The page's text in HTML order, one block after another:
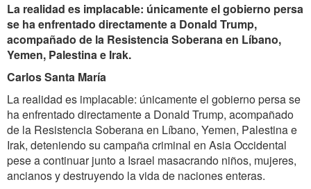
La realidad es implacable: únicamente el gobierno persa
se ha enfrentado directamente a Donald Trump,
acompañado de la Resistencia Soberana en Líbano,
Yemen, Palestina e Irak.
Carlos Santa María
La realidad es implacable: únicamente el gobierno persa se
ha enfrentado directamente a Donald Trump, acompañado
de la Resistencia Soberana en Líbano, Yemen, Palestina e
Irak, deteniendo su campaña criminal en Asia Occidental
pese a continuar junto a Israel masacrando niños, mujeres,
ancianos y destruyendo la vida de naciones enteras.